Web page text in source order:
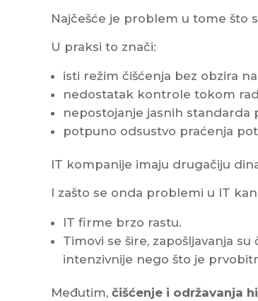
Najčešće je problem u tome što
U praksi to znači:
isti režim čišćenja bez obzira
nedostatak kontrole tokom
nepostojanje jasnih standarda
potpuno odsustvo praćenja
IT kompanije imaju drugačiju
I zašto se onda problemi u IT
IT firme brzo rastu.
Timovi se šire, zapošljavanja
intenzivnije nego što je
Međutim, čišćenje i održavanja